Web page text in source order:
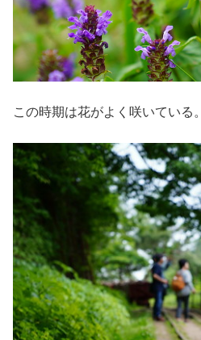
この時期は花がよく咲いている。